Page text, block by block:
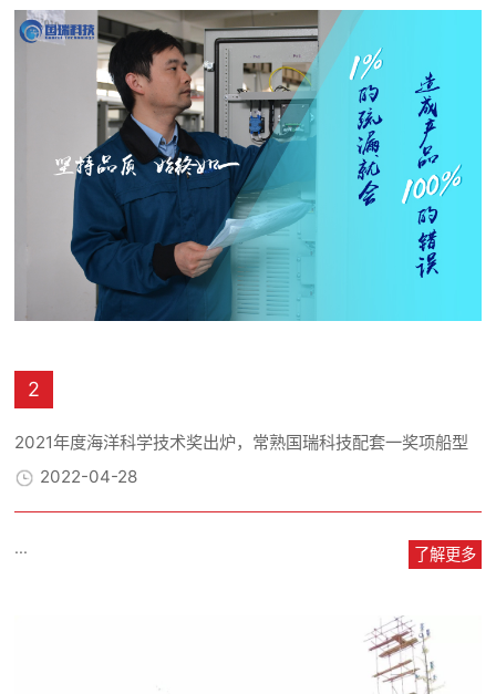
2
2021年度海洋科学技术奖出炉，常熟国瑞科技配套一奖项船型
2022-04-28
... 了解更多